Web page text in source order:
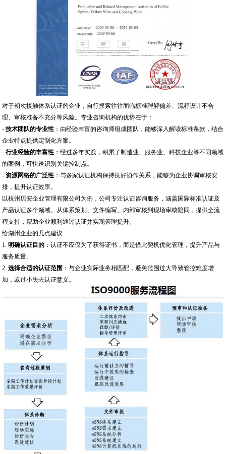
对于初次接触体系认证的企业，自行摸索往往面临标准理解偏差、流程设计不合
理、审核准备不充分等风险。专业咨询机构的优势在于：
-技术团队的专业性 ：由经验丰富的咨询师组成团队，能够深入解读标准条款，结合
企业特点提供定制化方案。
-行业经验的丰富性 ：经过多年实践，积累了制造业、服务业、科技企业等不同领域
的案例，可快速识别关键控制点。
-资源网络的广泛性 ：与多家认证机构保持良好协作关系，能够为企业协调审核安
排，提升认证效率。
以杭州贝安企业管理有限公司为例，公司专注认证咨询服务，涵盖国际标准认证及
产品认证多个领域。从体系策划、文件编写、内部审核到现场审核陪同，提供全流
程支持，帮助企业顺利通过认证并实现管理提升。
给湖州企业的几点建议
1.明确认证目的 ：认证不应仅为了获得证书，而是借此契机优化管理，提升产品与
服务质量。
2.选择合适的认证范围 ：与企业实际业务相匹配，避免范围过大导致管控难度增
加，或过小失去认证意义。